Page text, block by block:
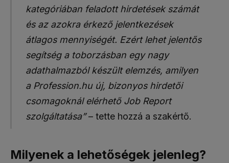
kategóriában feladott hirdetések számát
és az azokra érkező jelentkezések
átlagos mennyiségét. Ezért lehet jelentős
segítség a toborzásban egy nagy
adathalmazból készült elemzés, amilyen
a Profession.hu új, bizonyos hirdetői
csomagoknál elérhető Job Report
szolgáltatása”– tette hozzá a szakértő.
Milyenek a lehetőségek jelenleg?